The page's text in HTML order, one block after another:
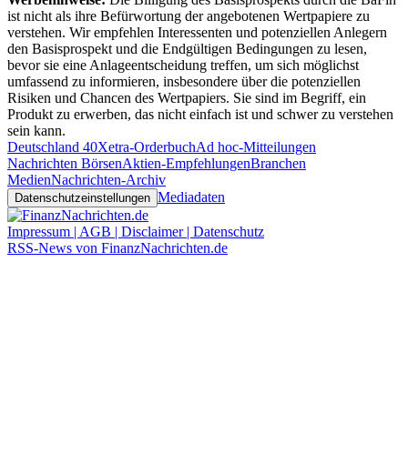
ist nicht als ihre Befürwortung der angebotenen Wertpapiere zu
verstehen. Wir empfehlen Interessenten und potenziellen Anlegern
den Basisprospekt und die Endgültigen Bedingungen zu lesen,
bevor sie eine Anlageentscheidung treffen, um sich möglichst
umfassend zu informieren, insbesondere über die potenziellen
Risiken und Chancen des Wertpapiers. Sie sind im Begriff, ein
Produkt zu erwerben, das nicht einfach ist und schwer zu verstehen
sein kann.
Deutschland 40Xetra-OrderbuchAd hoc-Mitteilungen
Nachrichten BörsenAktien-EmpfehlungenBranchen
MedienNachrichten-Archiv
Datenschutzeinstellungen Mediadaten
Impressum | AGB | Disclaimer | Datenschutz
RSS-News von FinanzNachrichten.de